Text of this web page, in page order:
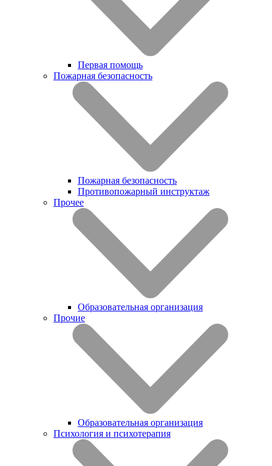
Первая помощь
Пожарная безопасность
Пожарная безопасность
Противопожарный инструктаж
Прочее
Образовательная организация
Прочие
Образовательная организация
Психология и психотерапия